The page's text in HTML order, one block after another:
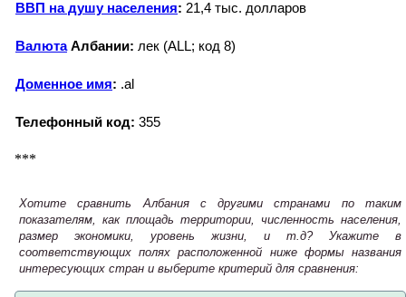
ВВП на душу населения: 21,4 тыс. долларов
ВалютаАлбании: лек (ALL; код 8)
Доменное имя: .al
Телефонный код: 355
***
Хотите сравнить Албания с другими странами по таким
показателям, как площадь территории, численность населения,
размер экономики, уровень жизни, и т.д? Укажите в
соответствующих полях расположенной ниже формы названия
интересующих стран и выберите критерий для сравнения: